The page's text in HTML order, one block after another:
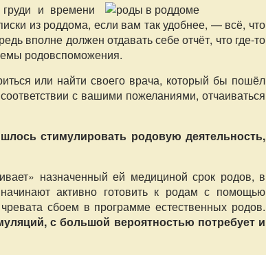
и времени
из роддома, если вам так удобнее, — всё, что
вполне должен отдавать себе отчёт, что где-то
родовспоможения.
или найти своего врача, который бы пошёл
с вашими пожеланиями, отчаиваться
стимулировать родовую деятельность,
назначенный ей медициной срок родов, в
активно готовить к родам с помощью
сбоем в программе естественных родов.
с большой вероятностью потребует и